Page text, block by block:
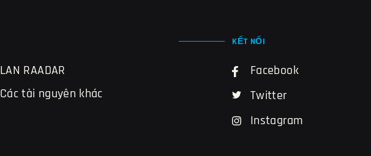
LAN RAADAR
Các tài nguyên khác
KẾT NỐI
Facebook
Twitter
Instagram